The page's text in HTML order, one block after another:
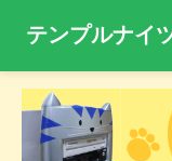
テンプルナイ